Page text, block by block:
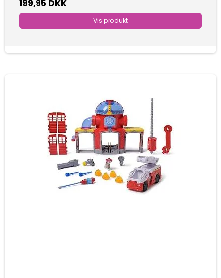
199,95 DKK
Vis produkt